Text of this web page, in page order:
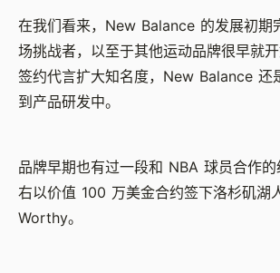
在我们看来，New Balance 的发展初期
场挑战者，以至于其他运动品牌很早就
签约代言扩大知名度，New Balance 还
到产品研发中。
品牌早期也有过一段和 NBA 球员合作
右以价值 100 万美金合约签下洛杉矶湖
Worthy。